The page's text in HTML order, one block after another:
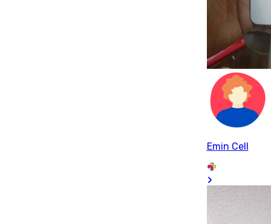
Emin Cell